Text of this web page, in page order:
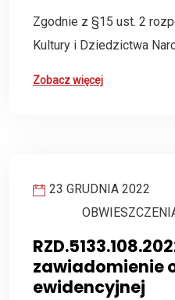
Zgodnie z §15 ust. 2
Kultury i Dziedzictwa
Zobacz więcej
23 GRUDNIA 2022
zawiadomienie
ewidencyjnej